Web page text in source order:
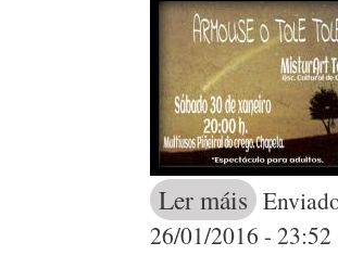
Ler máis acerca de
26/01/2016 - 23:52